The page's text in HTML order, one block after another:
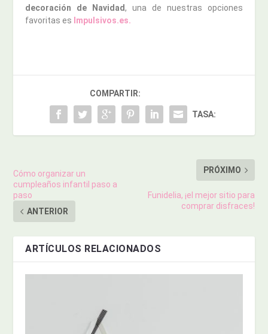
decoración de Navidad, una de nuestras opciones
favoritas es Impulsivos.es.
COMPARTIR:
TASA:
Cómo organizar un
cumpleaños infantil paso a
paso
ANTERIOR
PRÓXIMO
Funidelia, ¡el mejor sitio para
comprar disfraces!
ARTÍCULOS RELACIONADOS